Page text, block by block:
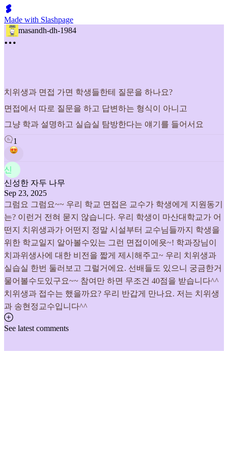
Made with Slashpage
masandh-dh-1984
치위생과 면접 가면 학생들한테 질문을 하나요?
면접에서 따로 질문을 하고 답변하는 형식이 아니고
그냥 학과 설명하고 실습실 탐방한다는 얘기를 들어서요
1
신
신성한 자두 나무
Sep 23, 2025
그럼요 그럼요~~ 우리 학교 면접은 교수가 학생에게 지원동기
는? 이런거 전혀 묻지 않습니다. 우리 학생이 마산대학교가 어
떤지 치위생과가 어떤지 정말 시설부터 교수님들까지 학생을
위한 학교일지 알아볼수있는 그런 면접이에욧~! 학과장님이
치과위생사에 대한 비전을 짧게 제시해주고~ 우리 치위생과
실습실 한번 둘러보고 그럴거에요. 선배들도 있으니 궁금한거
물어볼수도있구요~~ 참여만 하면 무조건 40점을 받습니다^^
치위생과 접수는 했을까요? 우리 반갑게 만나요. 저는 치위생
과 송현정교수입니다^^
See latest comments